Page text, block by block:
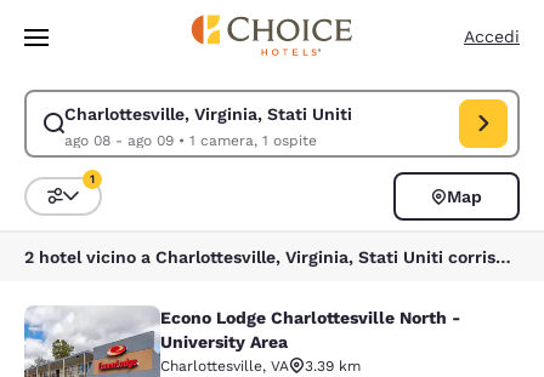
Vai A Contenuto Principale
Accedi
Charlottesville, Virginia, Stati Uniti
ago 08 - ago 09• 1 camera, 1 ospite
Modifica la ricerca per Charlottesville, Virginia, Stati Uniti. Data di
Ordina e filtra
1
Map
2 hotel vicino a Charlottesville, Virginia, Stati Uniti corrispondono ai tuoi filtri
Econo Lodge Charlottesville North
Econo Lodge Charlottesville North -
University Area
Charlottesville, VA
3.39 km